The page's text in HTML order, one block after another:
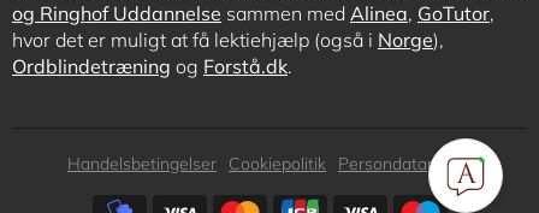
og Ringhof Uddannelse sammen med Alinea, GoTutor,
hvor det er muligt at få lektiehjælp (også i Norge),
Ordblindetræning og Forstå.dk.
Subfooter
Handelsbetingelser Cookiepolitik
Persondatapolitik
Subfooter